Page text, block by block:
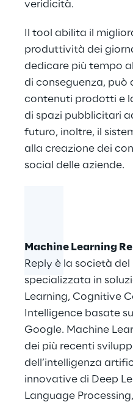
veridicità.
Il tool abilita il
produttività dei
dedicare più tempo
di conseguenza, può
contenuti prodotti e
di spazi pubblicitari
futuro, inoltre, il
alla creazione dei
social delle aziende.
Machine Learning
Reply è la società
specializzata in
Learning, Cognitive
Intelligence basate
Google. Machine
dei più recenti
dell’intelligenza
innovative di Deep
Language